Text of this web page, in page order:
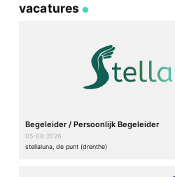
vacatures
Begeleider / Persoonlijk Begeleider
05-08-2026
stellaluna, de punt (drenthe)